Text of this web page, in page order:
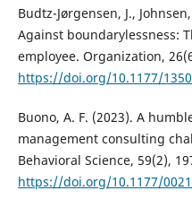
Budtz-Jørgensen, J.,
Against boundarylessness:
employee. Organization,
https://doi.org/10.1177/
Buono, A. F. (2023). A
management consulting
Behavioral Science, 59(2),
https://doi.org/10.1177/